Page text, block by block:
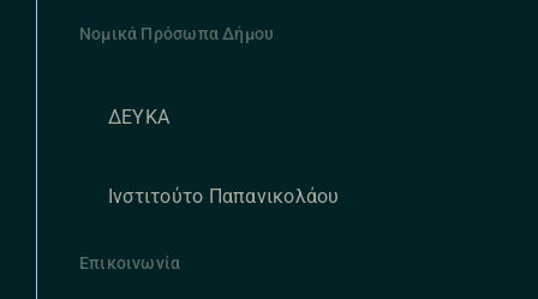
Νομικά Πρόσωπα Δήμου
ΔΕΥΚΑ
Ινστιτούτο Παπανικολάου
Επικοινωνία